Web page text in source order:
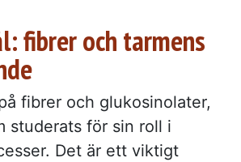
fibrer och tarmens
fibrer och glukosinolater,
studerats för sin roll i
Det är ett viktigt